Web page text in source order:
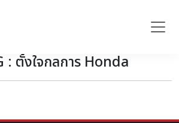
: ตั้งใจกลการ Honda